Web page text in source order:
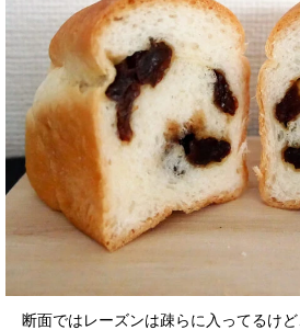
断面ではレーズンは疎らに入ってるけ